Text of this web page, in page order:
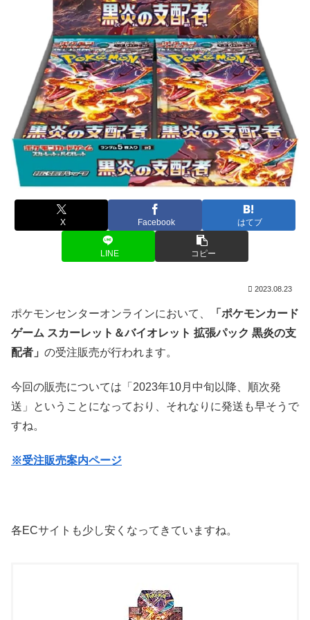
X Facebook はてブ
LINE コピー
2023.08.23
ポケモンセンターオンラインにおいて、
「ポケモンカード
ゲーム スカーレット＆バイオレット 拡張パック 黒炎の支
配者」 の受注販売が行われます。
今回の販売については「2023年10月中旬以降、順次発
送」ということになっており、それなりに発送も早そうで
すね。
※受注販売案内ページ
各ECサイトも少し安くなってきていますね。